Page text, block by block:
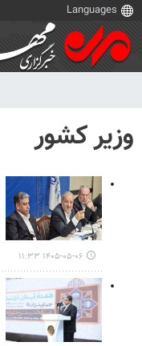
وزیر کشور
۱۴۰۵-۰۵-۰۶ ۱۱:۳۳